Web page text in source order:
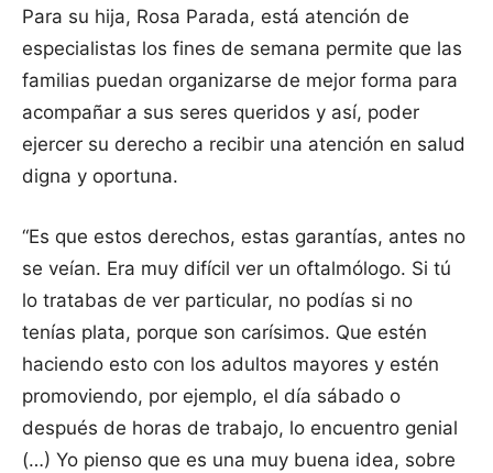
Para su hija, Rosa Parada, está atención de
especialistas los fines de semana permite que las
familias puedan organizarse de mejor forma para
acompañar a sus seres queridos y así, poder
ejercer su derecho a recibir una atención en salud
digna y oportuna.
“Es que estos derechos, estas garantías, antes no
se veían. Era muy difícil ver un oftalmólogo. Si tú
lo tratabas de ver particular, no podías si no
tenías plata, porque son carísimos. Que estén
haciendo esto con los adultos mayores y estén
promoviendo, por ejemplo, el día sábado o
después de horas de trabajo, lo encuentro genial
(…) Yo pienso que es una muy buena idea, sobre